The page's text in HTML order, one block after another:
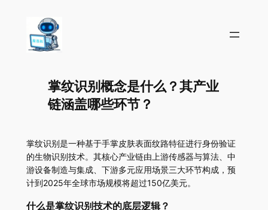
掌纹识别概念是什么？其产业
链涵盖哪些环节？
掌纹识别是一种基于手掌皮肤表面纹路特征进行身份验证
的生物识别技术。其核心产业链由上游传感器与算法、中
游设备制造与集成、下游多元应用场景三大环节构成，预
计到2025年全球市场规模将超过150亿美元。
什么是掌纹识别技术的底层逻辑？